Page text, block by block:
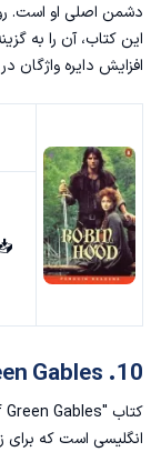
دشمن اصلی او است.
این کتاب، آن را به
افزایش دایره
10. Anne of Green Gables
انگلیسی است که